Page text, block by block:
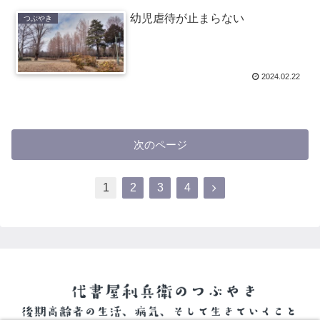
つぶやき 幼児虐待が止まらない
2024.02.22
次のページ
1 2 3 4